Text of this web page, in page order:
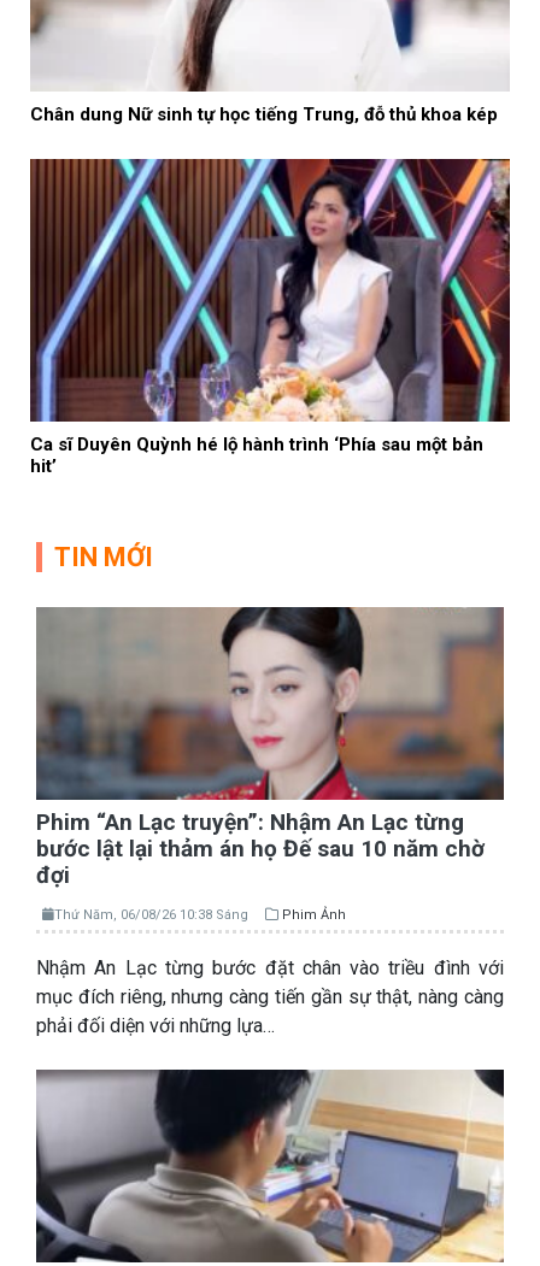
Chân dung Nữ sinh tự học tiếng Trung, đỗ thủ khoa kép
Ca sĩ Duyên Quỳnh hé lộ hành trình ‘Phía sau một bản
hit’
TIN MỚI
Phim “An Lạc truyện”: Nhậm An Lạc từng
bước lật lại thảm án họ Đế sau 10 năm chờ
đợi
Thứ Năm, 06/08/26 10:38 Sáng Phim Ảnh
Nhậm An Lạc từng bước đặt chân vào triều đình với
mục đích riêng, nhưng càng tiến gần sự thật, nàng càng
phải đối diện với những lựa…